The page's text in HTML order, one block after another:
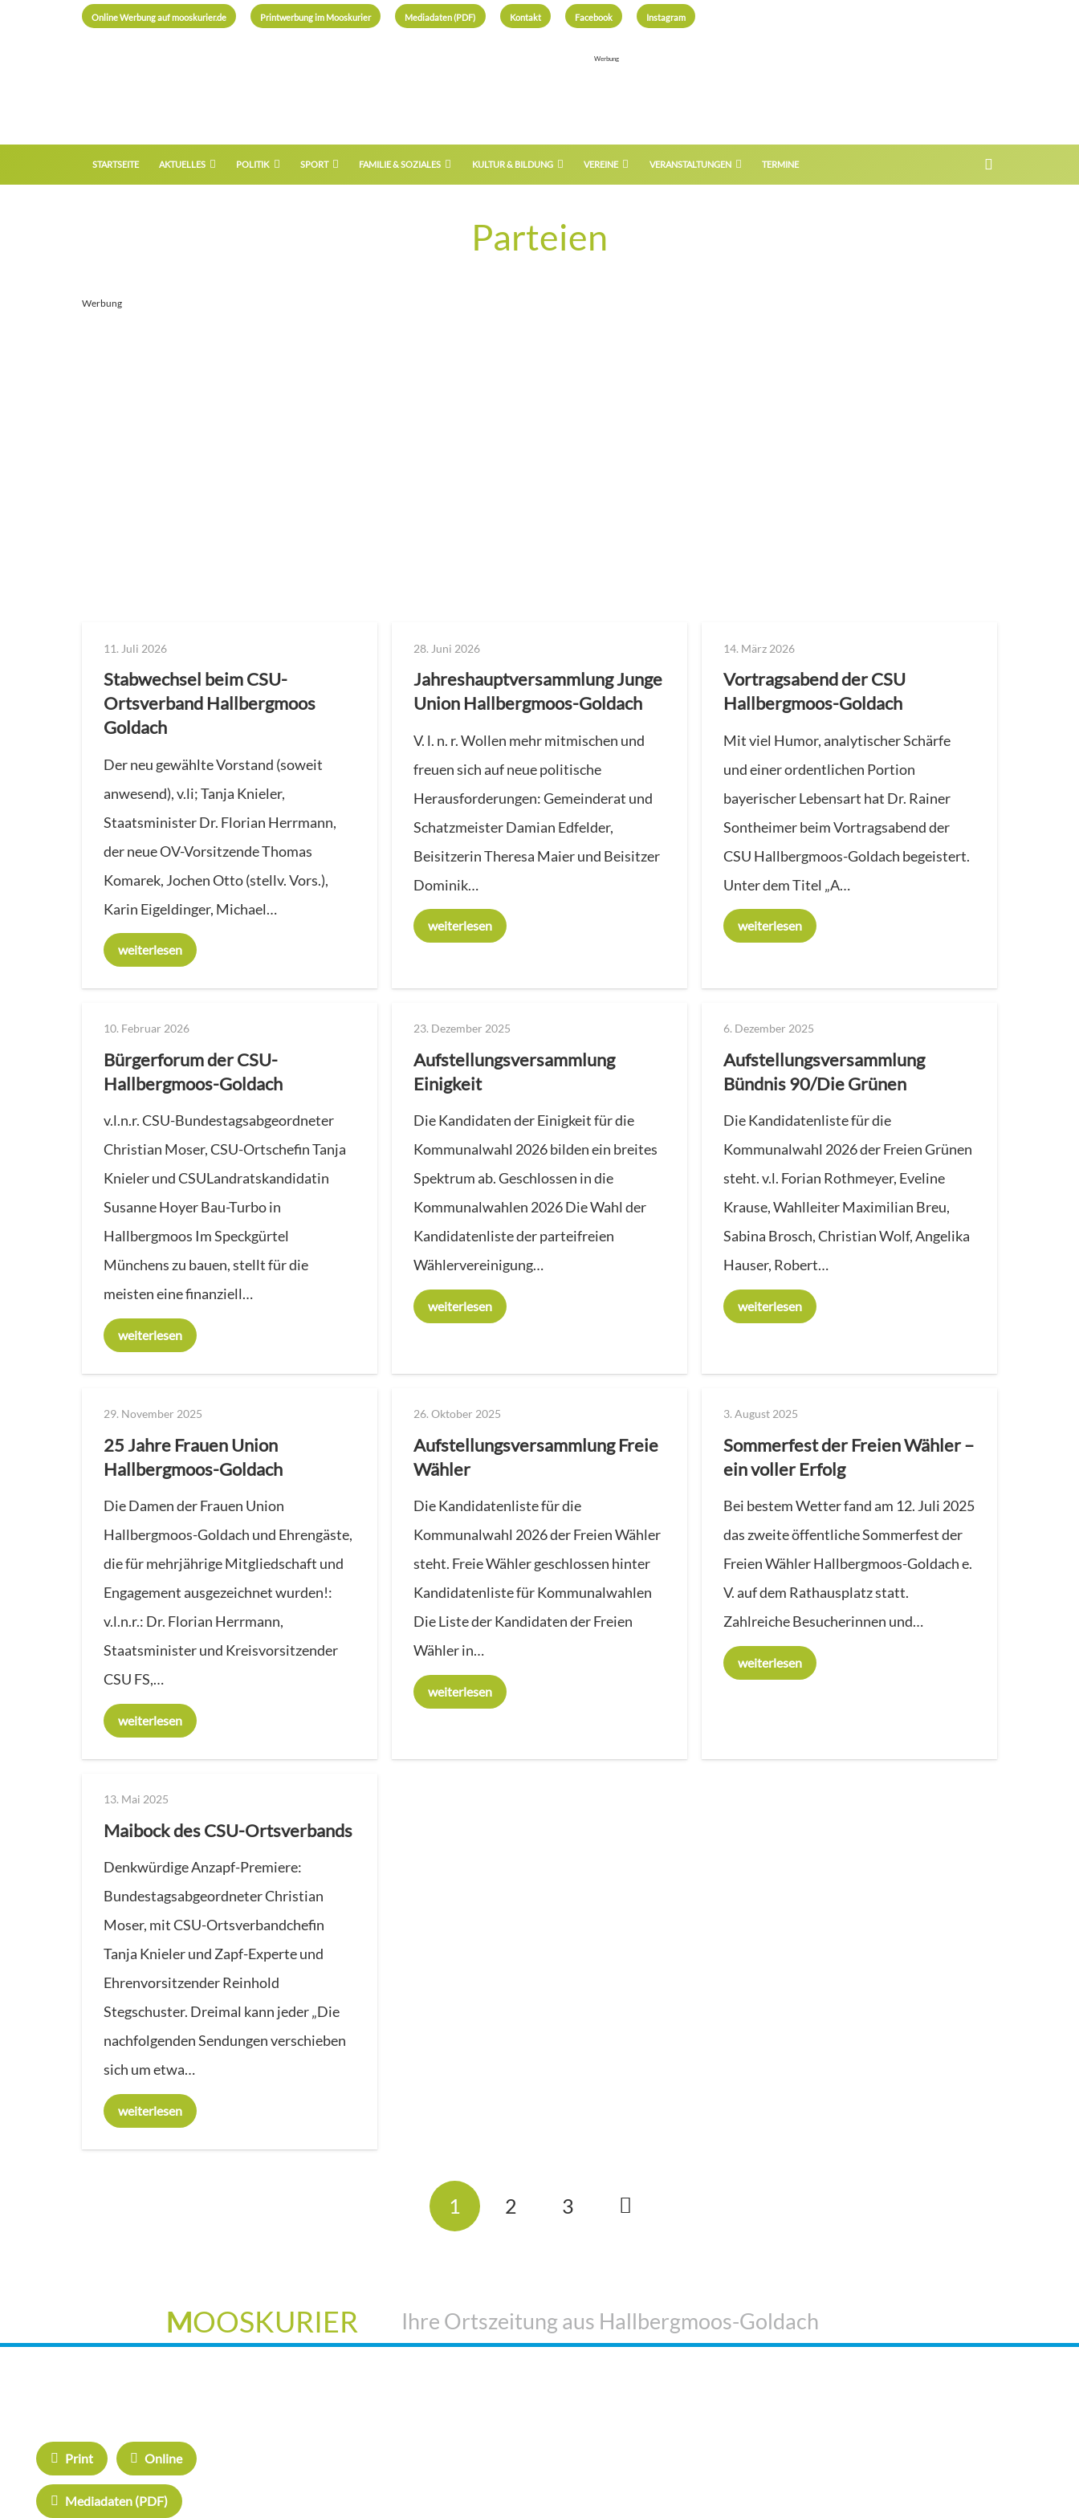
Online Werbung auf mooskurier.de Printwerbung im Mooskurier Mediadaten (PDF) Kontakt Facebook Instagram
Werbung
STARTSEITE AKTUELLES POLITIK SPORT FAMILIE & SOZIALES KULTUR & BILDUNG VEREINE VERANSTALTUNGEN TERMINE
Parteien
Werbung
11. Juli 2026
Stabwechsel beim CSU-
Ortsverband Hallbergmoos
Goldach
Der neu gewählte Vorstand (soweit
anwesend), v.li; Tanja Knieler,
Staatsminister Dr. Florian Herrmann,
der neue OV-Vorsitzende Thomas
Komarek, Jochen Otto (stellv. Vors.),
Karin Eigeldinger, Michael…
weiterlesen
28. Juni 2026
Jahreshauptversammlung Junge
Union Hallbergmoos-Goldach
V. l. n. r. Wollen mehr mitmischen und
freuen sich auf neue politische
Herausforderungen: Gemeinderat und
Schatzmeister Damian Edfelder,
Beisitzerin Theresa Maier und Beisitzer
Dominik…
weiterlesen
14. März 2026
Vortragsabend der CSU
Hallbergmoos-Goldach
Mit viel Humor, analytischer Schärfe
und einer ordentlichen Portion
bayerischer Lebensart hat Dr. Rainer
Sontheimer beim Vortragsabend der
CSU Hallbergmoos-Goldach begeistert.
Unter dem Titel „A…
weiterlesen
10. Februar 2026
Bürgerforum der CSU-
Hallbergmoos-Goldach
v.l.n.r. CSU-Bundestagsabgeordneter
Christian Moser, CSU-Ortschefin Tanja
Knieler und CSULandratskandidatin
Susanne Hoyer Bau-Turbo in
Hallbergmoos Im Speckgürtel
Münchens zu bauen, stellt für die
meisten eine finanziell…
weiterlesen
23. Dezember 2025
Aufstellungsversammlung
Einigkeit
Die Kandidaten der Einigkeit für die
Kommunalwahl 2026 bilden ein breites
Spektrum ab. Geschlossen in die
Kommunalwahlen 2026 Die Wahl der
Kandidatenliste der parteifreien
Wählervereinigung…
weiterlesen
6. Dezember 2025
Aufstellungsversammlung
Bündnis 90/Die Grünen
Die Kandidatenliste für die
Kommunalwahl 2026 der Freien Grünen
steht. v.l. Forian Rothmeyer, Eveline
Krause, Wahlleiter Maximilian Breu,
Sabina Brosch, Christian Wolf, Angelika
Hauser, Robert…
weiterlesen
29. November 2025
25 Jahre Frauen Union
Hallbergmoos-Goldach
Die Damen der Frauen Union
Hallbergmoos-Goldach und Ehrengäste,
die für mehrjährige Mitgliedschaft und
Engagement ausgezeichnet wurden!:
v.l.n.r.: Dr. Florian Herrmann,
Staatsminister und Kreisvorsitzender
CSU FS,…
weiterlesen
26. Oktober 2025
Aufstellungsversammlung Freie
Wähler
Die Kandidatenliste für die
Kommunalwahl 2026 der Freien Wähler
steht. Freie Wähler geschlossen hinter
Kandidatenliste für Kommunalwahlen
Die Liste der Kandidaten der Freien
Wähler in…
weiterlesen
3. August 2025
Sommerfest der Freien Wähler –
ein voller Erfolg
Bei bestem Wetter fand am 12. Juli 2025
das zweite öffentliche Sommerfest der
Freien Wähler Hallbergmoos-Goldach e.
V. auf dem Rathausplatz statt.
Zahlreiche Besucherinnen und…
weiterlesen
13. Mai 2025
Maibock des CSU-Ortsverbands
Denkwürdige Anzapf-Premiere:
Bundestagsabgeordneter Christian
Moser, mit CSU-Ortsverbandchefin
Tanja Knieler und Zapf-Experte und
Ehrenvorsitzender Reinhold
Stegschuster. Dreimal kann jeder „Die
nachfolgenden Sendungen verschieben
sich um etwa…
weiterlesen
1 2 3
MOOSKURIER Ihre Ortszeitung aus Hallbergmoos-Goldach
Print Online
Mediadaten (PDF)